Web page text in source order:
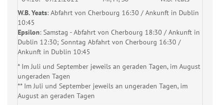
W.B. Yeats: Abfahrt von Cherbourg 16:30 / Ankunft in Dublin
10:45
Epsilon: Samstag - Abfahrt von Cherbourg 18:30 / Ankunft in
Dublin 12:30; Sonntag Abfahrt von Cherbourg 16:30 /
Ankunft in Dublin 10:45
* Im Juli und September jeweils an geraden Tagen, im August
ungeraden Tagen
** Im Juli und September jeweils an ungeraden Tagen, im
August an geraden Tagen